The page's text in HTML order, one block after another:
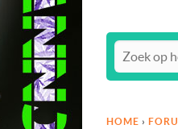
HOME ›